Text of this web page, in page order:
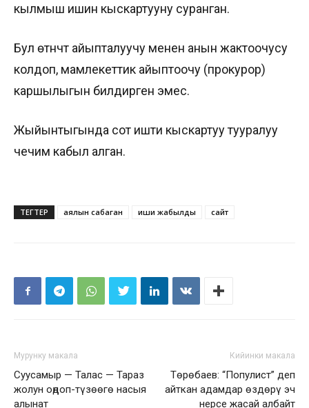
кылмыш ишин кыскартууну суранган.
Бул өтүнүчтү айыпталуучу менен анын жактоочусу
колдоп, мамлекеттик айыптоочу (прокурор)
каршылыгын билдирген эмес.
Жыйынтыгында сот ишти кыскартуу тууралуу
чечим кабыл алган.
ТЕГТЕР аялын сабаган иши жабылды сайт
Мурунку макала
Суусамыр — Талас — Тараз
жолун оңдоп-түзөөгө насыя
алынат
Кийинки макала
Төрөбаев: “Популист” деп
айткан адамдар өздөрү эч
нерсе жасай албайт